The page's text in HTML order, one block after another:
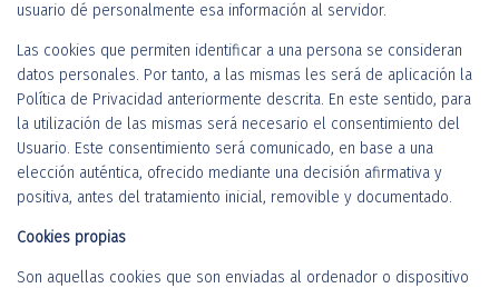
usuario dé personalmente esa información al servidor.
Las cookies que permiten identificar a una persona se consideran
datos personales. Por tanto, a las mismas les será de aplicación la
Política de Privacidad anteriormente descrita. En este sentido, para
la utilización de las mismas será necesario el consentimiento del
Usuario. Este consentimiento será comunicado, en base a una
elección auténtica, ofrecido mediante una decisión afirmativa y
positiva, antes del tratamiento inicial, removible y documentado.
Cookies propias
Son aquellas cookies que son enviadas al ordenador o dispositivo